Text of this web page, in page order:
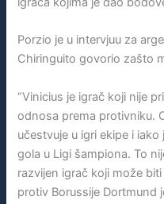
Porzio je u intervjuu za
Chiringuito govorio zašto
“Vinicius je igrač koji nije
odnosa prema protivniku.
učestvuje u igri ekipe i
gola u Ligi šampiona. To
razvijen igrač koji može
protiv Borussije Dortmund